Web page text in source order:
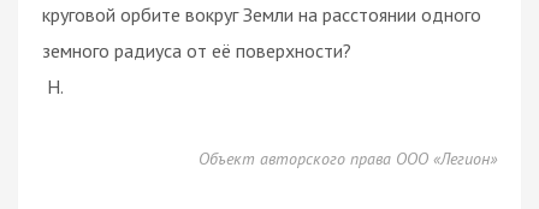
круговой орбите вокруг Земли на расстоянии одного
земного радиуса от её поверхности?
Н.
Объект авторского права ООО «Легион»